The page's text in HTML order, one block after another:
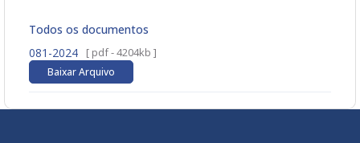
Todos os documentos
081-2024
[ pdf - 4204kb ]
Baixar Arquivo